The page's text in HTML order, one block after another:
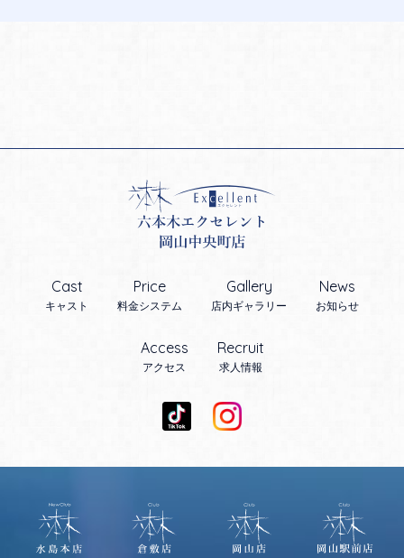
Cast
キャスト
Price
料金システム
Gallery
店内ギャラリー
News
お知らせ
Access
アクセス
Recruit
求人情報